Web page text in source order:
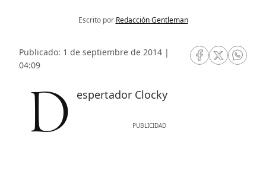
Escrito por Redacción Gentleman
Publicado: 1 de septiembre de 2014 |
04:09
RRSS Facebook
RRSSRRSS
Despertador Clocky